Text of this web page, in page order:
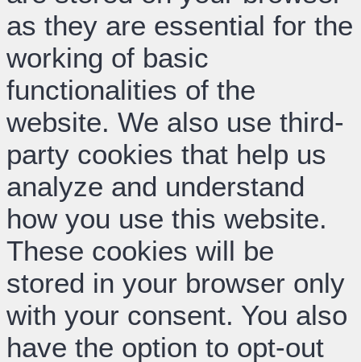
as they are essential for the
working of basic
functionalities of the
website. We also use third-
party cookies that help us
analyze and understand
how you use this website.
These cookies will be
stored in your browser only
with your consent. You also
have the option to opt-out